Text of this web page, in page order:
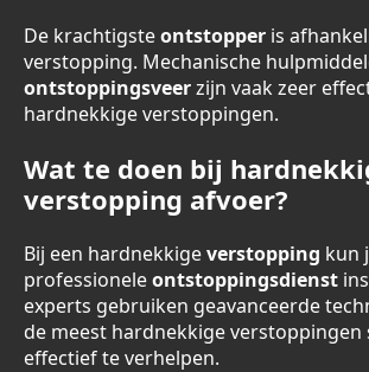
De krachtigsteontstopper is
verstopping. Mechanische
ontstoppingsveerzijn vaak zeer
hardnekkige verstoppingen.
Wat te doen bij
verstopping afvoer?
Bij een hardnekkigeverstopping kun
professioneleontstoppingsdienst
experts gebruiken geavanceerde
de meest hardnekkige verstoppingen
effectief te verhelpen.